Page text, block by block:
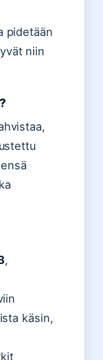
pidetään
niin
,
käsin,